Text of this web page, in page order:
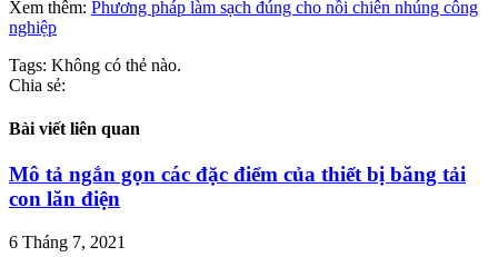
Xem thêm: Phương pháp làm sạch đúng cho nồi chiên nhúng công
nghiệp
Tags: Không có thẻ nào.
Chia sẻ:
Bài viết liên quan
Mô tả ngắn gọn các đặc điểm của thiết bị băng tải
con lăn điện
6 Tháng 7, 2021